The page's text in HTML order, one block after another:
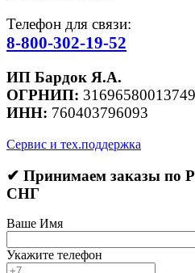
Телефон для связи:
8-800-302-19-52
ИП Бардок Я.А.
ОГРНИП:
ИНН: 760403796093
Сервис и тех.поддержка
✔ Принимаем заказы по
СНГ
Ваше Имя
Укажите телефон